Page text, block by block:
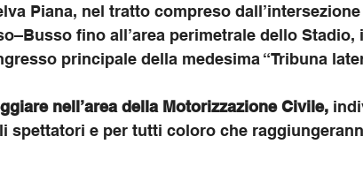
Piana, nel tratto compreso
fino all’area perimetrale dello Stadio,
principale della medesima “Tribuna
nell’area della Motorizzazione Civile,
spettatori e per tutti coloro che